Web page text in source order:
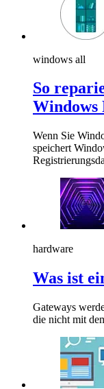
windows all
So
Windows
Wenn Sie
speichert
hardware
Was ist
Gateways
die nicht mit